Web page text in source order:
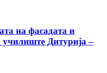
на фасадата и
училиште Дитурија –